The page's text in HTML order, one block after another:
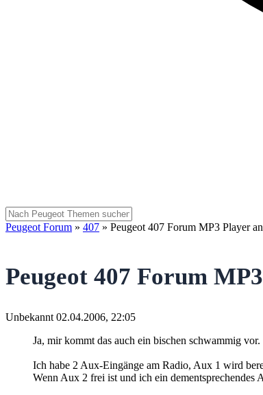
Peugeot Forum » 407 » Peugeot 407 Forum MP3 Player
Peugeot 407 Forum
Unbekannt 02.04.2006, 22:05
Ja, mir kommt das auch ein bischen schwammig vor.
Ich habe 2 Aux-Eingänge am Radio, Aux 1 wird
Wenn Aux 2 frei ist und ich ein dementsprechendes